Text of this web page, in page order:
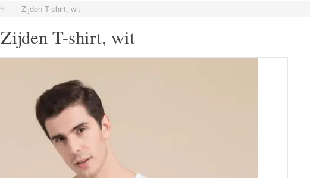
Zijden T-shirt, wit
Zijden T-shirt, wit